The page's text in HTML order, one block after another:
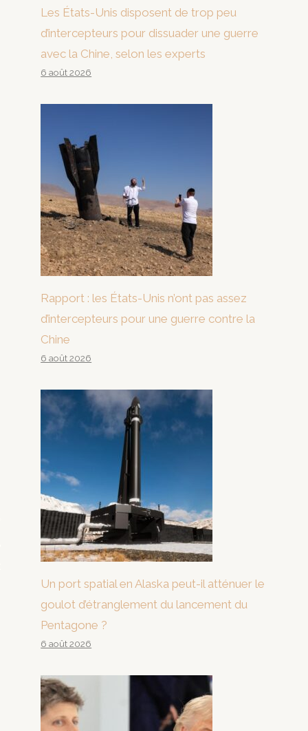
Les États-Unis disposent de trop peu
d’intercepteurs pour dissuader une guerre
avec la Chine, selon les experts
6 août 2026
Rapport : les États-Unis n’ont pas assez
d’intercepteurs pour une guerre contre la
Chine
6 août 2026
Un port spatial en Alaska peut-il atténuer le
goulot d’étranglement du lancement du
Pentagone ?
6 août 2026